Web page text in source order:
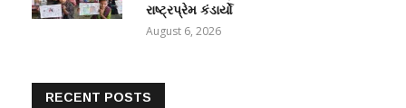
રાષ્ટ્રપ્રેમ કંડાર્યો
August 6, 2026
RECENT POSTS